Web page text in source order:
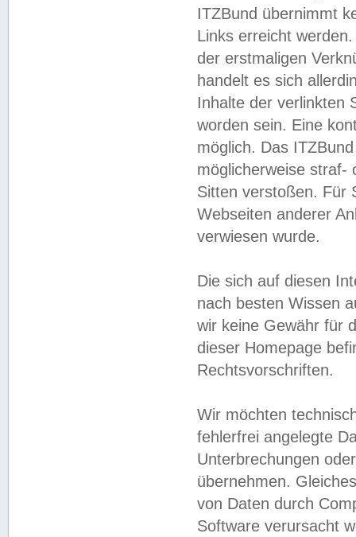
ITZBund übernimmt
Links erreicht
der erstmaligen
handelt es sich
Inhalte der verlinkten
worden sein. Eine
möglich. Das
möglicherweise straf-
Sitten verstoßen. Für
Webseiten anderer
verwiesen wurde.
Die sich auf diesen
nach besten Wissen
wir keine Gewähr für
dieser Homepage
Rechtsvorschriften.
Wir möchten
fehlerfrei angelegte
Unterbrechungen
übernehmen.
von Daten durch
Software verursacht